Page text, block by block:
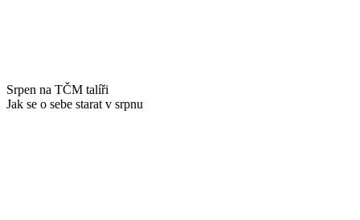
Srpen na TČM talíři
Jak se o sebe starat v srpnu